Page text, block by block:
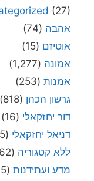
(27)
אהבה (74)
אוטיזם (15)
אמונה (1,277)
אמנות (253)
גרשון הכהן (818)
דור יחזקאלי (16)
דניאל יחזקאלי (15)
ללא קטגוריה (162)
מדע ועתידנות (135)